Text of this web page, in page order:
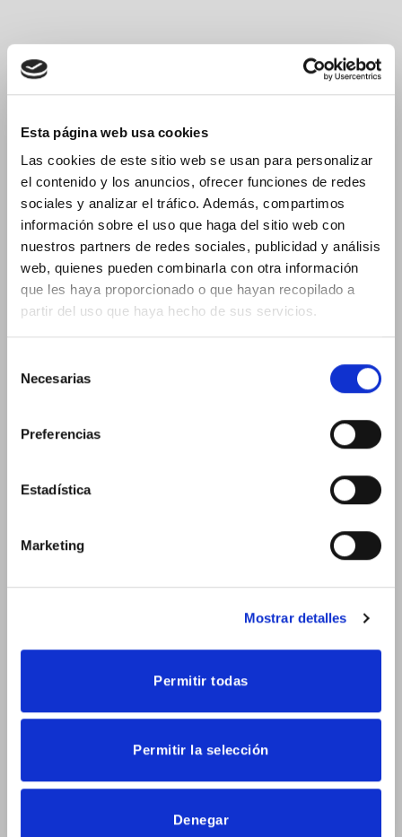
Esta página web usa cookies
Las cookies de este sitio web se usan para personalizar
el contenido y los anuncios, ofrecer funciones de redes
sociales y analizar el tráfico. Además, compartimos
información sobre el uso que haga del sitio web con
nuestros partners de redes sociales, publicidad y análisis
web, quienes pueden combinarla con otra información
que les haya proporcionado o que hayan recopilado a
partir del uso que haya hecho de sus servicios.
Necesarias
Preferencias
Estadística
Marketing
Mostrar detalles
Permitir todas
Permitir la selección
Denegar
Muchísimas gracias por acompañarnos en durante la
Habitat trae lo mejor del diseño a Valencia
Hábitat pone fin a 4 días dónde el diseño en todas sus
Dressy en el Salone Internazionale del Mobile 2022
en la 60.ª edición de la